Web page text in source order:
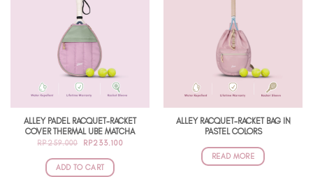
ALLEY PADEL RACQUET-RACKET
COVER THERMAL UBE MATCHA
RP259.000
ORIGINAL
WAS:
RP259.000.
RP233.100CURRENT
ADD TO CART
ALLEY RACQUET-RACKET BAG IN
PASTEL COLORS
READ MORE